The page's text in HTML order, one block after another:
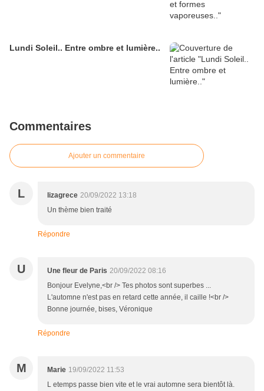
Lundi Soleil.. Entre ombre et lumière..
Commentaires
Ajouter un commentaire
L lizagrece 20/09/2022 13:18
Un thème bien traité
Répondre
U Une fleur de Paris 20/09/2022 08:16
Bonjour Evelyne,<br /> Tes photos sont superbes ...
L'automne n'est pas en retard cette année, il caille !<br />
Bonne journée, bises, Véronique
Répondre
M Marie 19/09/2022 11:53
L etemps passe bien vite et le vrai automne sera bientôt là.